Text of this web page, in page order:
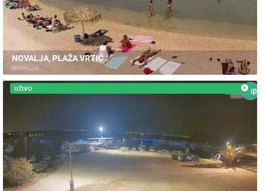
NOVALJA, PLAŽA VRTIĆ
NOVALJA
UŽIVO